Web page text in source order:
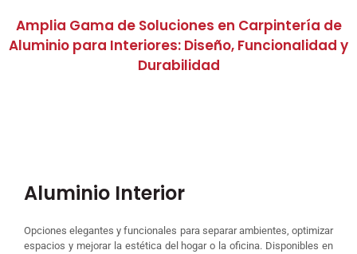
Amplia Gama de Soluciones en Carpintería de
Aluminio para Interiores: Diseño, Funcionalidad y
Durabilidad
Aluminio Interior
Opciones elegantes y funcionales para separar ambientes, optimizar
espacios y mejorar la estética del hogar o la oficina. Disponibles en